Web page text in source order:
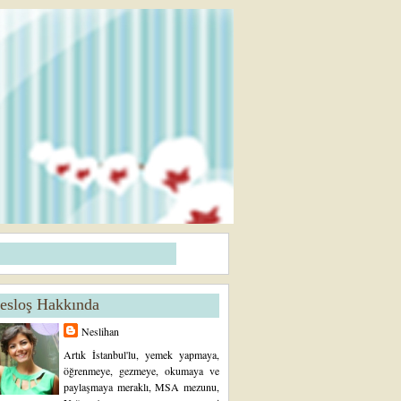
Hakkında
Neslihan
Artık İstanbul'lu, yemek yapmaya,
öğrenmeye, gezmeye, okumaya ve
paylaşmaya meraklı, MSA mezunu,